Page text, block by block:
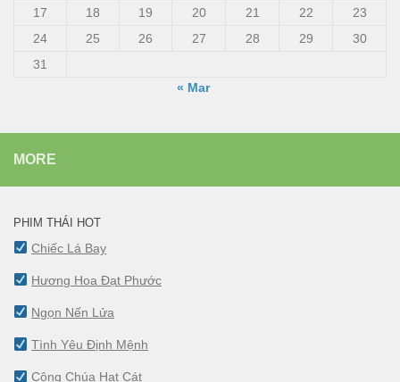
17
18 19 20 21 22
23
24
25 26 27 28 29
30
31
« Mar
MORE
PHIM THÁI HOT
Chiếc Lá Bay
Hương Hoa Đạt Phước
Ngọn Nến Lửa
Tình Yêu Định Mệnh
Công Chúa Hạt Cát